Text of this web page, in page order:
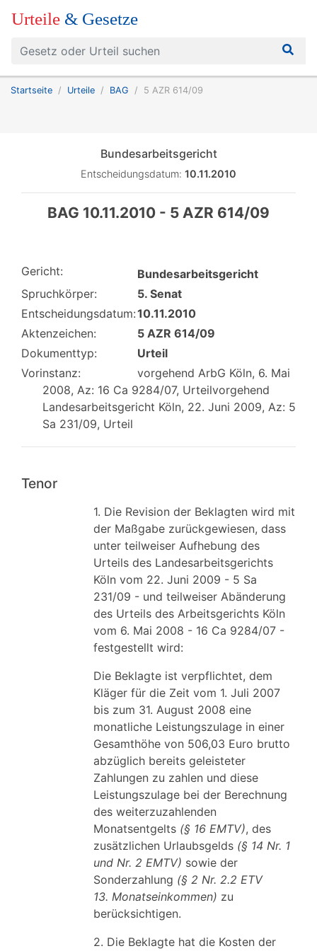
Urteile & Gesetze
Startseite Urteile BAG 5 AZR 614/09
Bundesarbeitsgericht
Entscheidungsdatum: 10.11.2010
BAG 10.11.2010 - 5 AZR 614/09
Gericht:
Bundesarbeitsgericht
Spruchkörper:
5. Senat
Entscheidungsdatum:10.11.2010
Aktenzeichen:
5 AZR 614/09
Dokumenttyp:
Urteil
Vorinstanz:
vorgehend ArbG Köln, 6. Mai
2008, Az: 16 Ca 9284/07, Urteilvorgehend
Landesarbeitsgericht Köln, 22. Juni 2009, Az: 5
Sa 231/09, Urteil
Tenor
1. Die Revision der Beklagten wird mit
der Maßgabe zurückgewiesen, dass
unter teilweiser Aufhebung des
Urteils des Landesarbeitsgerichts
Köln vom 22. Juni 2009 - 5 Sa
231/09 - und teilweiser Abänderung
des Urteils des Arbeitsgerichts Köln
vom 6. Mai 2008 - 16 Ca 9284/07 -
festgestellt wird:
Die Beklagte ist verpflichtet, dem
Kläger für die Zeit vom 1. Juli 2007
bis zum 31. August 2008 eine
monatliche Leistungszulage in einer
Gesamthöhe von 506,03 Euro brutto
abzüglich bereits geleisteter
Zahlungen zu zahlen und diese
Leistungszulage bei der Berechnung
des weiterzuzahlenden
Monatsentgelts (§ 16 EMTV), des
zusätzlichen Urlaubsgelds (§ 14 Nr. 1
und Nr. 2 EMTV) sowie der
Sonderzahlung (§ 2 Nr. 2.2 ETV
13. Monatseinkommen) zu
berücksichtigen.
2. Die Beklagte hat die Kosten der